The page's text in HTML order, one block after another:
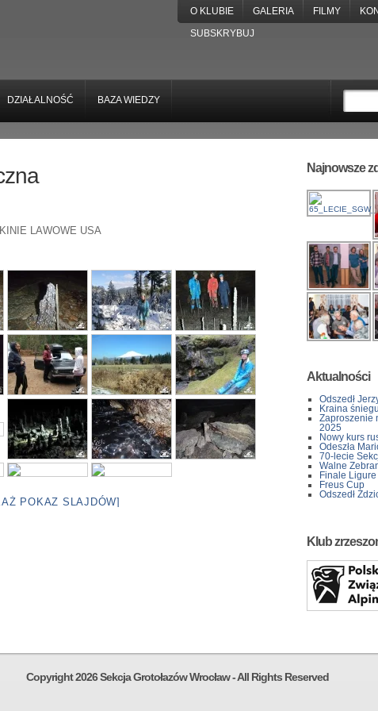
O KLUBIE GALERIA FILMY
SUBSKRYBUJ
DZIAŁALNOŚĆ BAZA WIEDZY
LAWOWE USA
POKAZ SLAJDÓW]
Najnowsze
Aktualności
Odszedł
Kraina
Zaproszenie
2025
Nowy kurs
Odeszła
70-lecie
Walne
Finale Ligure
Freus Cup
Odszedł
Klub
Copyright 2026 Sekcja Grotołazów Wrocław - All Rights Reserved